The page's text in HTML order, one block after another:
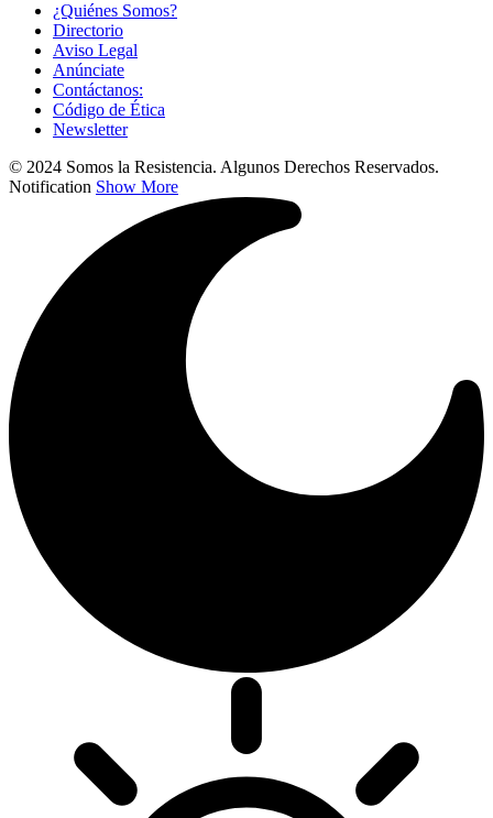
¿Quiénes Somos?
Directorio
Aviso Legal
Anúnciate
Contáctanos:
Código de Ética
Newsletter
© 2024 Somos la Resistencia. Algunos Derechos Reservados.
Notification Show More